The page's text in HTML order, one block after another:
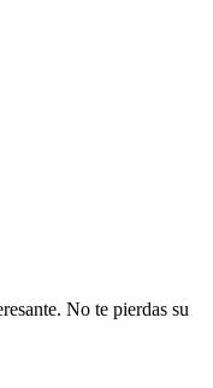
No te pierdas su